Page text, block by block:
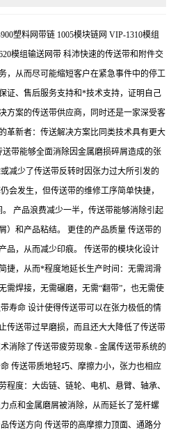
塑料网带链 1005模块链网 VIP-1310模组
模组输送网带 科沛快速的传送带和附件交
，从而尽可能缩短客户在紧急事件中的停工
证、售后服务支持和*技术支持，证明自己
方案的传送带供应商，同时还是一家深受客
革新者：传送解决方案比同类技术具有更大
带能够全面消除因金属磨损碎屑造成的张
减少了传送带反转时因张力过大所引发的
会发生，但传送带的维修工序简单快捷，
产品浪费减少一半，传送带能够消除引起
）和产品粘结。 更佳的产品质量 传送带的
品，从而减少印痕。 传送带的模块化设计
捷，从而*程度地延长生产时间：无需润滑
需焊接，无需碾磨，无需“翻带”，也无需使
寿命 设计使得传送带可以在张力极低的情
传送带过早磨损，而且还大大降低了传送带
消除了传送带疲劳现象 - 金属传送带系统的
传送带质地轻巧、摩擦力小，张力也相应
程度：大齿链、链轮、电机、悬臂、轴承、
点和金属磨屑被消除，从而延长了笼杆螺
传送方向 传送带的高摩擦力顶面、通路分